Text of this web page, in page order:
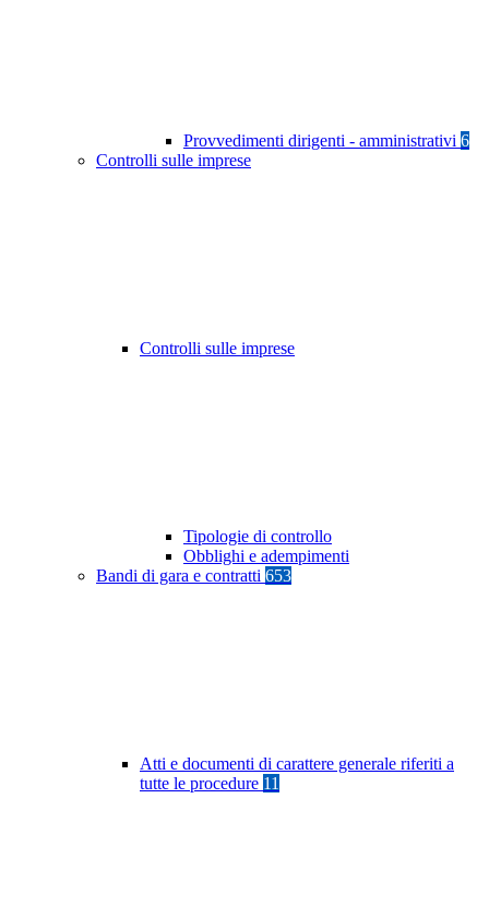
Provvedimenti dirigenti - amministrativi 6
Controlli sulle imprese
Controlli sulle imprese
Tipologie di controllo
Obblighi e adempimenti
Bandi di gara e contratti 653
Atti e documenti di carattere generale riferiti a
tutte le procedure 11